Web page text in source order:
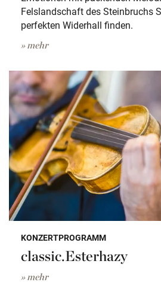
Felslandschaft des Steinbruchs
perfekten Widerhall finden.
» mehr
KONZERTPROGRAMM
classic.Esterhazy
» mehr